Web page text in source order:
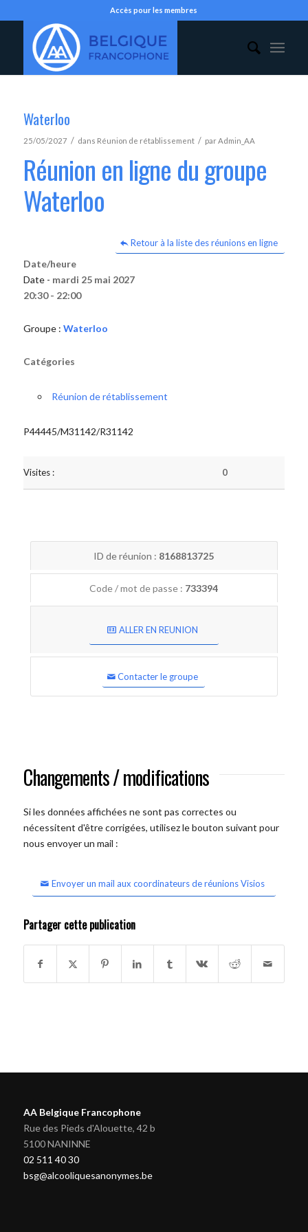
Accès pour les membres
Waterloo
25/05/2027 / dans Réunion de rétablissement / parAdmin_AA
Réunion en ligne du groupe
Waterloo
Retour à la liste des réunions en ligne
Date/heure
Date - mardi 25 mai 2027
20:30 - 22:00
Groupe : Waterloo
Catégories
Réunion de rétablissement
P44445/M31142/R31142
Visites : 0
ID de réunion : 8168813725
Code / mot de passe : 733394
ALLER EN REUNION
Contacter le groupe
Changements / modifications
Si les données affichées ne sont pas correctes ou
nécessitent d'être corrigées, utilisez le bouton suivant pour
nous envoyer un mail :
Envoyer un mail aux coordinateurs de réunions Visios
Partager cette publication
AA Belgique Francophone
Rue des Pieds d'Alouette, 42 b
5100 NANINNE
02 511 40 30
bsg@alcooliquesanonymes.be